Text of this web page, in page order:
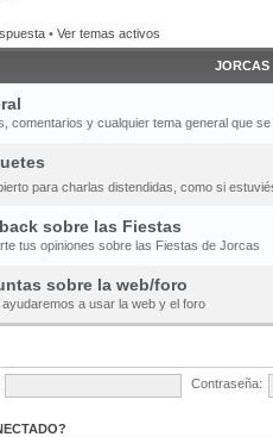
• Ver temas activos
JORCAS
comentarios y cualquier tema general que se
para charlas distendidas, como si
sobre las Fiestas
tus opiniones sobre las Fiestas de Jorcas
sobre la web/foro
a usar la web y el foro
Contraseña: